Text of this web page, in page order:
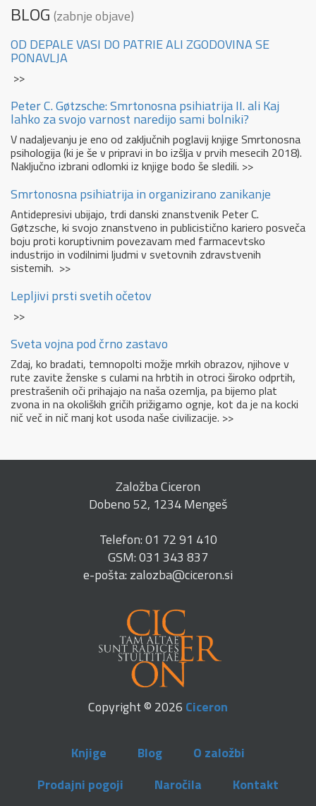
BLOG (zabnje objave)
OD DEPALE VASI DO PATRIE ALI ZGODOVINA SE
PONAVLJA
>>
Peter C. Gøtzsche: Smrtonosna psihiatrija II. ali Kaj
lahko za svojo varnost naredijo sami bolniki?
V nadaljevanju je eno od zaključnih poglavij knjige Smrtonosna
psihologija (ki je še v pripravi in bo izšlja v prvih mesecih 2018).
Naključno izbrani odlomki iz knjige bodo še sledili. >>
Smrtonosna psihiatrija in organizirano zanikanje
Antidepresivi ubijajo, trdi danski znanstvenik Peter C.
Gøtzsche, ki svojo znanstveno in publicistično kariero posveča
boju proti koruptivnim povezavam med farmacevtsko
industrijo in vodilnimi ljudmi v svetovnih zdravstvenih
sistemih. >>
Lepljivi prsti svetih očetov
>>
Sveta vojna pod črno zastavo
Zdaj, ko bradati, temnopolti možje mrkih obrazov, njihove v
rute zavite ženske s culami na hrbtih in otroci široko odprtih,
prestrašenih oči prihajajo na naša ozemlja, pa bijemo plat
zvona in na okoliških gričih prižigamo ognje, kot da je na kocki
nič več in nič manj kot usoda naše civilizacije. >>
Založba Ciceron
Dobeno 52, 1234 Mengeš
Telefon: 01 72 91 410
GSM: 031 343 837
e-pošta: zalozba@ciceron.si
Copyright © 2026 Ciceron
Knjige Blog
O založbi
Prodajni pogoji
Naročila Kontakt